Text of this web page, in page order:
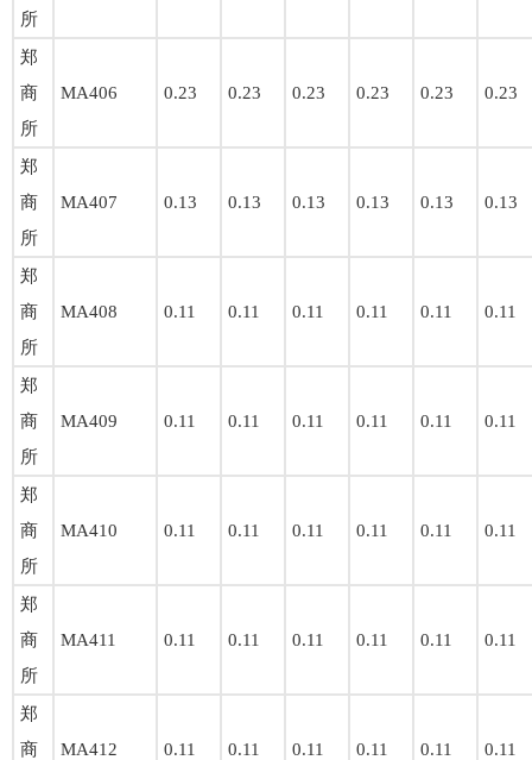
所
郑
商
所
MA406 0.23 0.23 0.23 0.23 0.23 0.23
郑
商
所
MA407 0.13 0.13 0.13 0.13 0.13 0.13
郑
商
所
MA408 0.11 0.11 0.11 0.11 0.11 0.11
郑
商
所
MA409 0.11 0.11 0.11 0.11 0.11 0.11
郑
商
所
MA410 0.11 0.11 0.11 0.11 0.11 0.11
郑
商
所
MA411 0.11 0.11 0.11 0.11 0.11 0.11
郑
商
MA412 0.11 0.11 0.11 0.11 0.11 0.11